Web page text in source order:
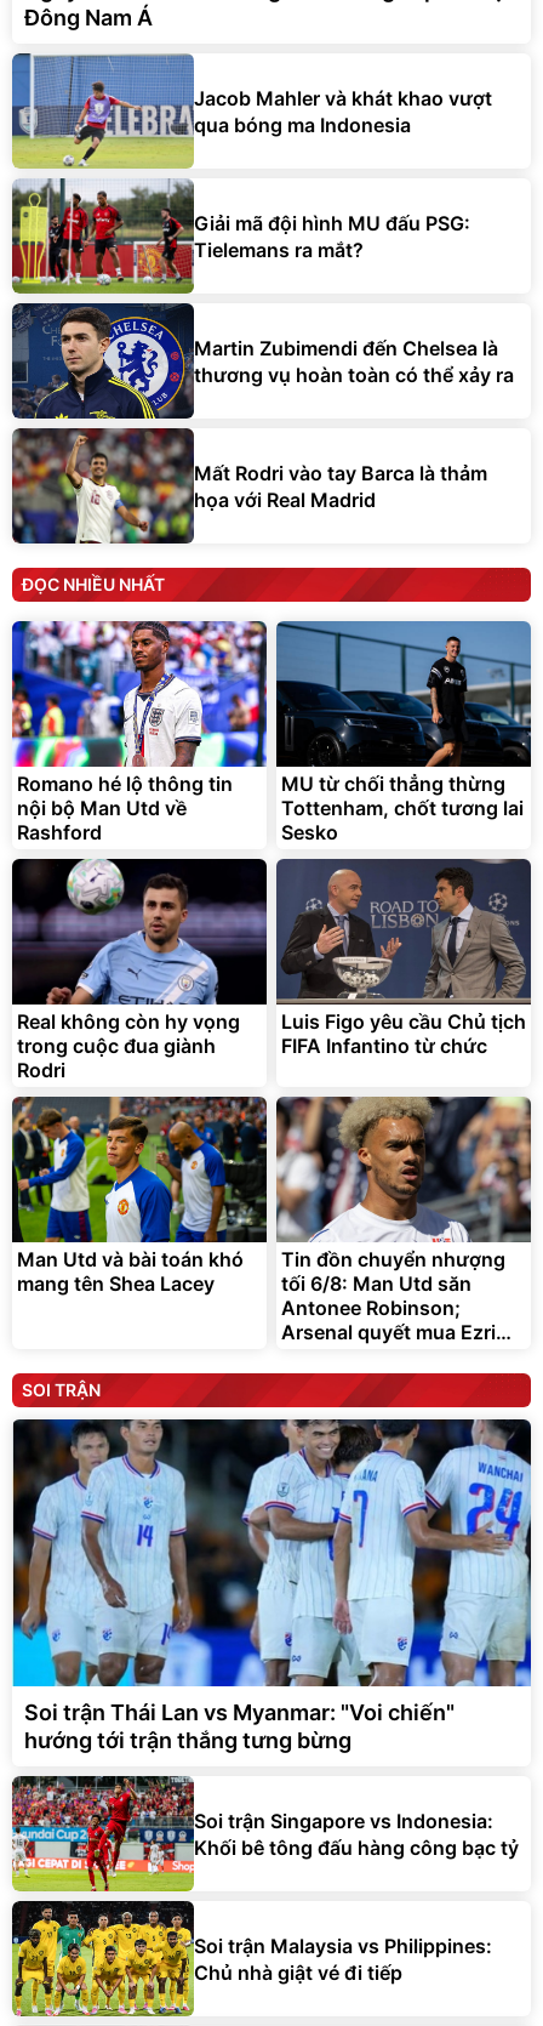
Đông Nam Á
Jacob Mahler và khát khao vượt
qua bóng ma Indonesia
Giải mã đội hình MU đấu PSG:
Tielemans ra mắt?
Martin Zubimendi đến Chelsea là
thương vụ hoàn toàn có thể xảy ra
Mất Rodri vào tay Barca là thảm
họa với Real Madrid
ĐỌC NHIỀU NHẤT
Romano hé lộ thông tin
nội bộ Man Utd về
Rashford
MU từ chối thẳng thừng
Tottenham, chốt tương lai
Sesko
Real không còn hy vọng
trong cuộc đua giành
Rodri
Luis Figo yêu cầu Chủ tịch
FIFA Infantino từ chức
Man Utd và bài toán khó
mang tên Shea Lacey
Tin đồn chuyển nhượng
tối 6/8: Man Utd săn
Antonee Robinson;
Arsenal quyết mua Ezri
SOI TRẬN
Soi trận Thái Lan vs Myanmar: "Voi chiến"
hướng tới trận thắng tưng bừng
Soi trận Singapore vs Indonesia:
Khối bê tông đấu hàng công bạc tỷ
Soi trận Malaysia vs Philippines:
Chủ nhà giật vé đi tiếp